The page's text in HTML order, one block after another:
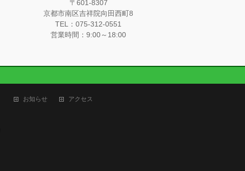
〒601-8307
京都市南区吉祥院向田西町8
TEL：075-312-0551
営業時間：9:00～18:00
お知らせ アクセス